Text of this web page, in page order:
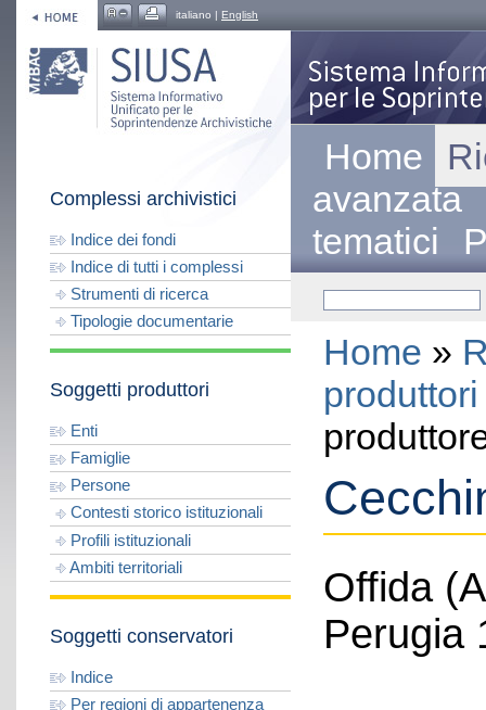
italiano | English
Complessi archivistici
Indice dei fondi
Indice di tutti i complessi
Strumenti di ricerca
Tipologie documentarie
Soggetti produttori
Enti
Famiglie
Persone
Contesti storico istituzionali
Profili istituzionali
Ambiti territoriali
Soggetti conservatori
Indice
Per regioni di appartenenza
Home
avanzata
tematici
Home »
Offida
Perugia